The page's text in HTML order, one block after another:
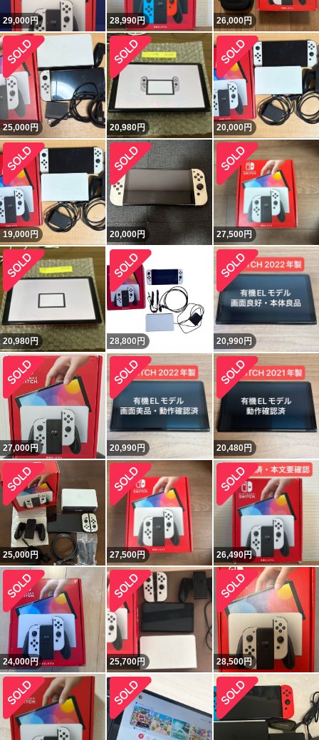
29,000円 28,990円 26,000円
25,000円 20,980円 20,000円
19,000円 20,000円 27,500円
20,980円 28,800 円 20,990円
27,000円 20,990円 20,480円
25,000円 27,500円 26,490円
24,000円 25,700円 28,500円